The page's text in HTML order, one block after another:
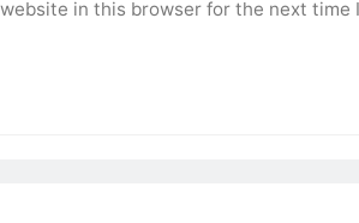
in this browser for the next time